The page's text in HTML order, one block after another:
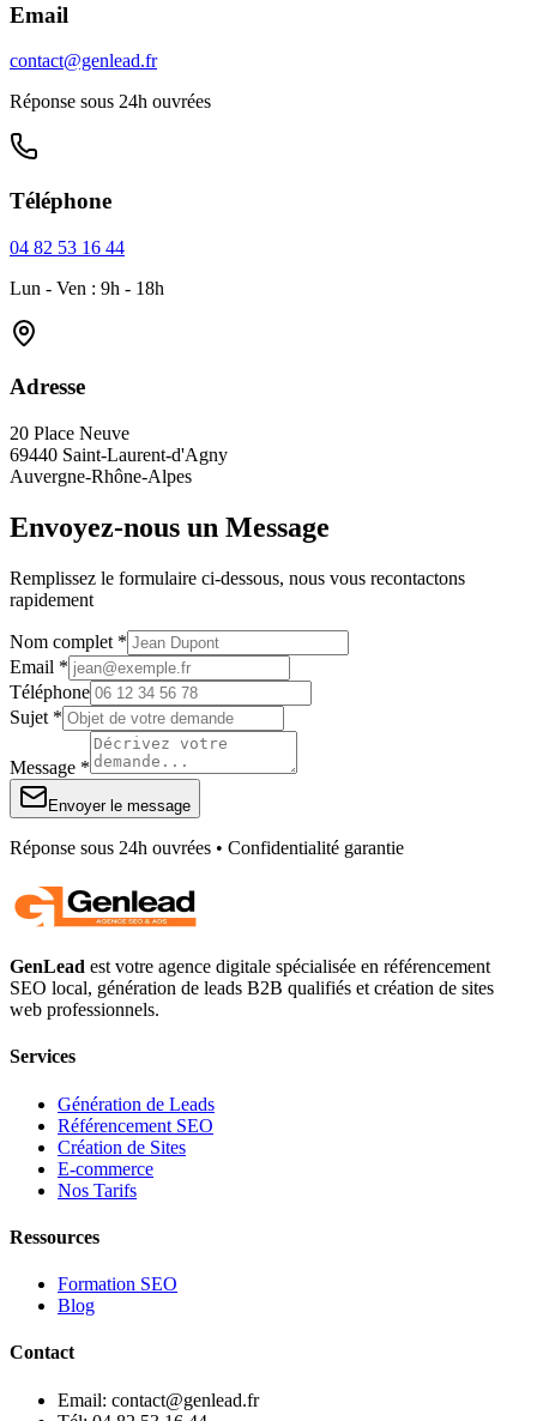
Email
contact@genlead.fr
Réponse sous 24h ouvrées
Téléphone
04 82 53 16 44
Lun - Ven : 9h - 18h
Adresse
20 Place Neuve
69440 Saint-Laurent-d'Agny
Auvergne-Rhône-Alpes
Envoyez-nous un Message
Remplissez le formulaire ci-dessous, nous vous recontactons
rapidement
Nom complet *
Email *
Téléphone
Sujet *
Message *
Envoyer le message
Réponse sous 24h ouvrées • Confidentialité garantie
GenLead est votre agence digitale spécialisée en référencement
SEO local, génération de leads B2B qualifiés et création de sites
web professionnels.
Services
Génération de Leads
Référencement SEO
Création de Sites
E-commerce
Nos Tarifs
Ressources
Formation SEO
Blog
Contact
Email: contact@genlead.fr